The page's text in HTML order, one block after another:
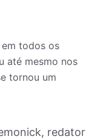
todos os
até mesmo nos
tornou um
redator